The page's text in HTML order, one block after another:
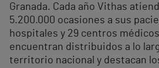
Granada. Cada año Vithas
5.200.000 ocasiones a sus
hospitales y 29 centros
encuentran distribuidos a lo
territorio nacional y destacan